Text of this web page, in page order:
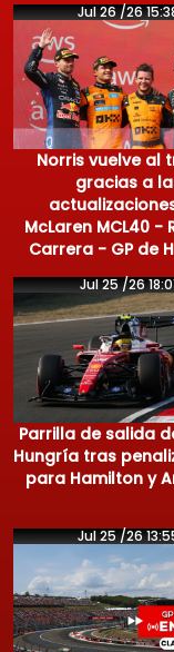
Jul 26 /26
Norris vuelve al
gracias a
McLaren MCL40 -
Carrera - GP de
Jul 25 /26
Parrilla de salida
Hungría tras
para Hamilton y
Jul 25 /26